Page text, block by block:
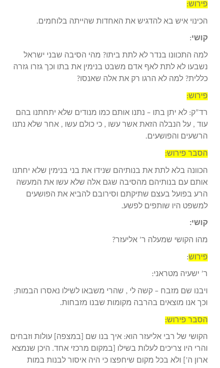
פירוש:
הכינוי איש בא להדגיש את האחדות שהייתה בלוחמים.
קושי:
למה התכוונו בנדר לא לתת ביתו? מהי הסיבה שבני ישראל
נשבעו לא לתת לאף אדם משבט בנימין את בתו וכך גזרו גזרה
כללית? למה לא הרגו רק את אלה שאנסו?
פירוש:
רד”ק: לא יתן בתו – נתנו אותם כמו מנודים שלא יתחתנו בהם
עוד , על הנבלה הזאת אשר עשו , כי כולם עשו , אחר שלא נתנו
הרשעים והפושעים.
הסבר פירוש:
הכוונה בלא לתת את בנותיהם שנידו את בני בנימין שלא יחתנו
אותם עם בנותיהם מהסיבה שגם אלה שלא עשו את המעשה
הרע בפועל בעצם שתיקתם וסירובם להביא את הפושעים
למשפט היו שותפים לפשע.
קושי:
מהו הקושי שמעלה ר’ אליעזר?
פירוש:
ר’ ישעיה מטראני:
ויבנו שם מזבח – קשה לי , שהרי משבאו לשילו נאסרו הבמות;
וכך אנו מוצאים בהרבה מקומות שבנו מזבחות.
הסבר פירוש:
הקושי של רבי אליעזר הוא: איך בנו שם [במצפה] עולות וזבחים
והרי היו צריכים לעלות בשילו [במקום מרכזי אחד. היכן שנמצא
ארון ה’] ולא בכל מקום שיחפצו כי היה איסור לבנות במות